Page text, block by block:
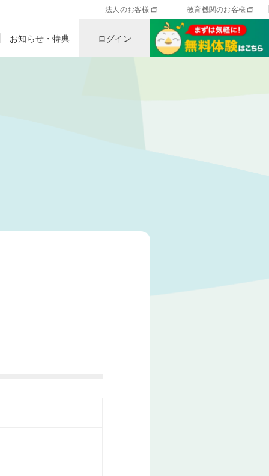
法人のお客様 教育機関のお客様
お知らせ・特典 ログイン